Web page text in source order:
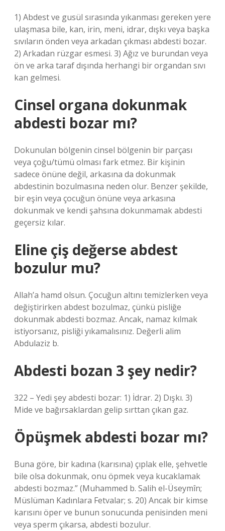
1) Abdest ve gusül sırasında yıkanması gereken yere
ulaşmasa bile, kan, irin, meni, idrar, dışkı veya başka
sıvıların önden veya arkadan çıkması abdesti bozar.
2) Arkadan rüzgar esmesi. 3) Ağız ve burundan veya
ön ve arka taraf dışında herhangi bir organdan sıvı
kan gelmesi.
Cinsel organa dokunmak
abdesti bozar mı?
Dokunulan bölgenin cinsel bölgenin bir parçası
veya çoğu/tümü olması fark etmez. Bir kişinin
sadece önüne değil, arkasına da dokunmak
abdestinin bozulmasına neden olur. Benzer şekilde,
bir eşin veya çocuğun önüne veya arkasına
dokunmak ve kendi şahsına dokunmamak abdesti
geçersiz kılar.
Eline çiş değerse abdest
bozulur mu?
Allah’a hamd olsun. Çocuğun altını temizlerken veya
değiştirirken abdest bozulmaz, çünkü pisliğe
dokunmak abdesti bozmaz. Ancak, namaz kılmak
istiyorsanız, pisliği yıkamalısınız. Değerli alim
Abdulaziz b.
Abdesti bozan 3 şey nedir?
322 – Yedi şey abdesti bozar: 1) İdrar. 2) Dışkı. 3)
Mide ve bağırsaklardan gelip sırttan çıkan gaz.
Öpüşmek abdesti bozar mı?
Buna göre, bir kadına (karısına) çıplak elle, şehvetle
bile olsa dokunmak, onu öpmek veya kucaklamak
abdesti bozmaz.” (Muhammed b. Salih el-Üseymîn;
Müslüman Kadınlara Fetvalar; s. 20) Ancak bir kimse
karısını öper ve bunun sonucunda penisinden meni
veya sperm çıkarsa, abdesti bozulur.